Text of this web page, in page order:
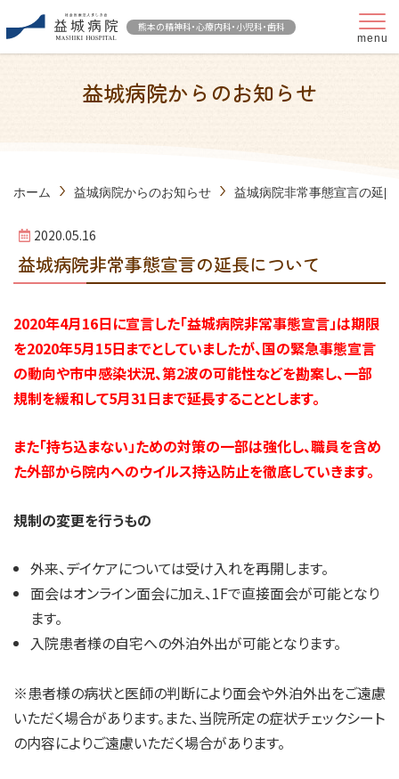
熊本の精神科・心療内科・小児科・歯科
益城病院からのお知らせ
ホーム 益城病院からのお知らせ 益城病院非常事態宣言の延
2020.05.16
益城病院非常事態宣言の延長について
2020年4月16日に宣言した「益城病院非常事態宣言」は期限
を2020年5月15日までとしていましたが、国の緊急事態宣言
の動向や市中感染状況、第2波の可能性などを勘案し、一部
規制を緩和して5月31日まで延長することとします。
また「持ち込まない」ための対策の一部は強化し、職員を含め
た外部から院内へのウイルス持込防止を徹底していきます。
規制の変更を行うもの
外来、デイケアについては受け入れを再開します。
面会はオンライン面会に加え、1Fで直接面会が可能となり
ます。
入院患者様の自宅への外泊外出が可能となります。
※患者様の病状と医師の判断により面会や外泊外出をご遠慮
いただく場合があります。また、当院所定の症状チェックシート
の内容によりご遠慮いただく場合があります。